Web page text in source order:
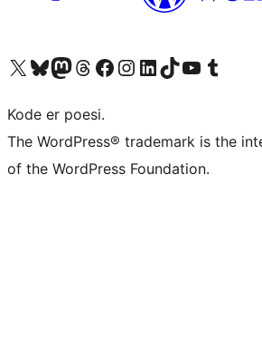
Besøk vår konto på X Visit our Bluesky account
Besøk vår Mastodon-konto
Visit our Threads account
Besøk vår Facebook-sideBesøk vår Instagram-konto
Besøk vår LinkedIn-konto
Visit our TikTok account
Visit our YouTube channel
Visit our Tumblr
Kode er poesi.
The WordPress® trademark is the
of the WordPress Foundation.